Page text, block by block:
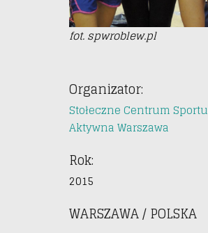
fot. spwroblew.pl
Organizator:
Stołeczne Centrum Sportu
Aktywna Warszawa
Rok:
2015
WARSZAWA / POLSKA